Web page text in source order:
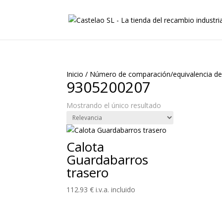
Inicio / Número de comparación/equivalencia
9305200207
Mostrando el único resultado
Calota
Guardabarros
trasero
112.93€ i.v.a. incluido